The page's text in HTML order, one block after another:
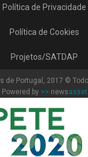
Powered by>> newsasset